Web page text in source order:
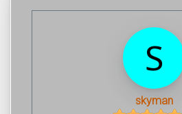
skyman